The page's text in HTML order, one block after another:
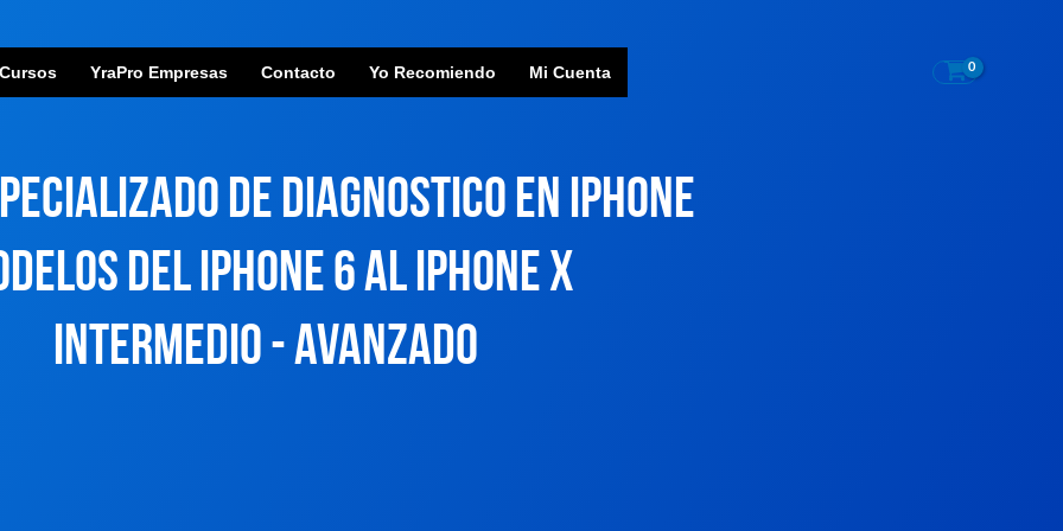
Cursos YraPro Empresas Contacto Yo Recomiendo Mi Cuenta
DE DIAGNOSTICO EN IPHONE
del iphone 6 al iphone x
INTERMEDIO - AVANZADO